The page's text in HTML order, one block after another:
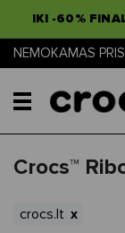
IKI -60%
NEMOKAMAS
Crocs™
crocs.lt